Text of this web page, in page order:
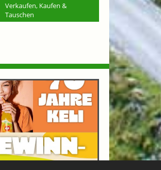
Verkaufen, Kaufen &
Tauschen